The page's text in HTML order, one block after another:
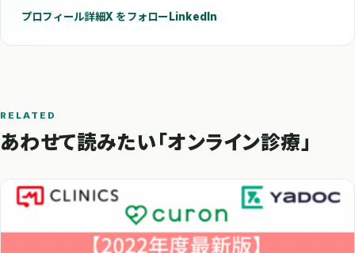
プロフィール詳細X をフォロー LinkedIn
RELATED
あわせて読みたい「オンライン診療」